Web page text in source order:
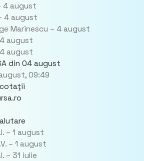
4 august
4 august
Marinescu – 4 august
4 august
4 august
din 04 august
09:49
cotaţii
– 1 august
– 1 august
– 31 iulie